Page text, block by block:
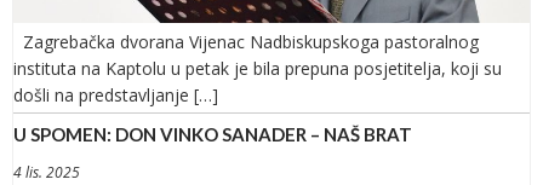
Zagrebačka dvorana Vijenac Nadbiskupskoga pastoralnog
instituta na Kaptolu u petak je bila prepuna posjetitelja, koji su
došli na predstavljanje […]
U SPOMEN: DON VINKO SANADER – NAŠ BRAT
4 lis. 2025